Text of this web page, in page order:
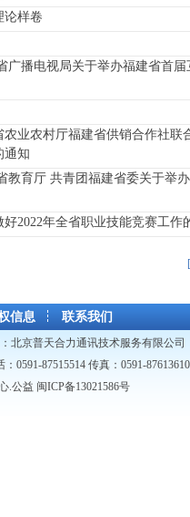
论样卷
广播电视局关于举办福建省首
业农村厅福建省供销合作社联
通知
教育厅 共青团福建省委关于举
2022年全省职业技能竞赛工作
，共162篇文章
信息 联系我们
北京普天合力通讯技术服务有限公司
0591-87515514 传真：0591-87613610
.公益 闽ICP备13021586号